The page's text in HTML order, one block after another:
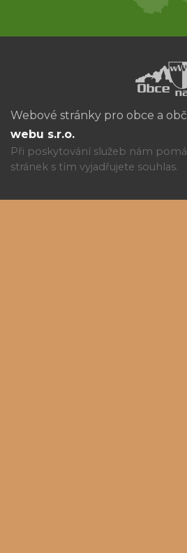
Webové stránky pro obce a
webu s.r.o.
Při poskytování služeb nám
stránek s tím vyjadřujete souhlas.